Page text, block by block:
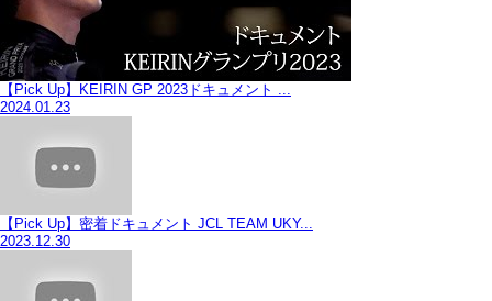
【Pick Up】KEIRIN GP 2023ドキュメント ...
2024.01.23
【Pick Up】密着ドキュメント JCL TEAM UKY...
2023.12.30